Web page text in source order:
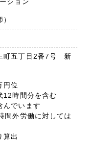
町五丁目2番7号 新
円位
12時間分を含む
んでいます
間外労働に対しては
算出